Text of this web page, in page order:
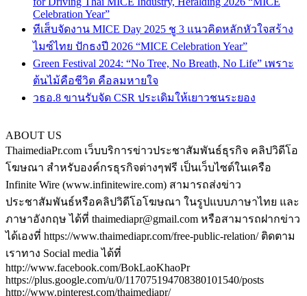
Celebration Year”
ทีเส็บจัดงาน MICE Day 2025 ชู 3 แนวคิดหลักหัวใจสร้าง
ไมซ์ไทย ปักธงปี 2026 “MICE Celebration Year”
Green Festival 2024: “No Tree, No Breath, No Life” เพราะ
ต้นไม้คือชีวิต คือลมหายใจ
วธอ.8 ขานรับจัด CSR ประเดิมให้เยาวชนระยอง
ABOUT US
ThaimediaPr.com เว็บบริการข่าวประชาสัมพันธ์ธุรกิจ คลิปวิดีโอ
โฆษณา สำหรับองค์กรธุรกิจต่างๆฟรี เป็นเว็บไซต์ในเครือ
Infinite Wire (www.infinitewire.com) สามารถส่งข่าว
ประชาสัมพันธ์หรือคลิปวิดีโอโฆษณา ในรูปแบบภาษาไทย และ
ภาษาอังกฤษ ได้ที่ thaimediapr@gmail.com หรือสามารถฝากข่าว
ได้เองที่ https://www.thaimediapr.com/free-public-relation/ ติดตาม
เราทาง Social media ได้ที่
http://www.facebook.com/BokLaoKhaoPr
https://plus.google.com/u/0/117075194708380101540/posts
http://www.pinterest.com/thaimediapr/